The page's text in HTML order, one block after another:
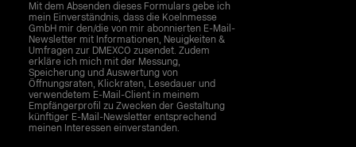
Mit dem Absenden dieses Formulars gebe ich
mein Einverständnis, dass die Koelnmesse
GmbH mir den/die von mir abonnierten E-Mail-
Newsletter mit Informationen, Neuigkeiten &
Umfragen zur DMEXCO zusendet. Zudem
erkläre ich mich mit der Messung,
Speicherung und Auswertung von
Öffnungsraten, Klickraten, Lesedauer und
verwendetem E-Mail-Client in meinem
Empfängerprofil zu Zwecken der Gestaltung
künftiger E-Mail-Newsletter entsprechend
meinen Interessen einverstanden.